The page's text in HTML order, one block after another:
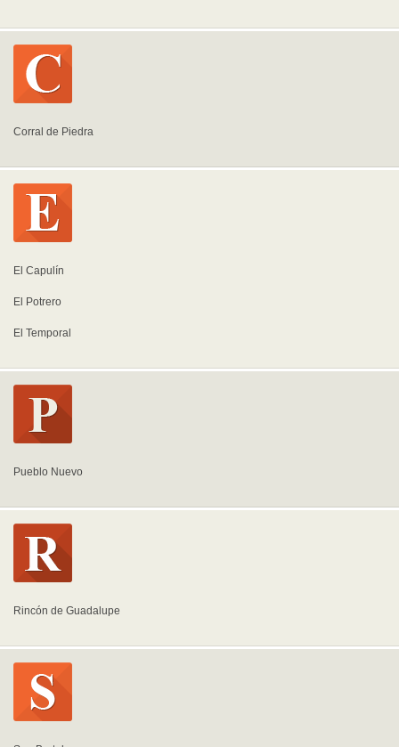
Corral de Piedra
El Capulín
El Potrero
El Temporal
Pueblo Nuevo
Rincón de Guadalupe